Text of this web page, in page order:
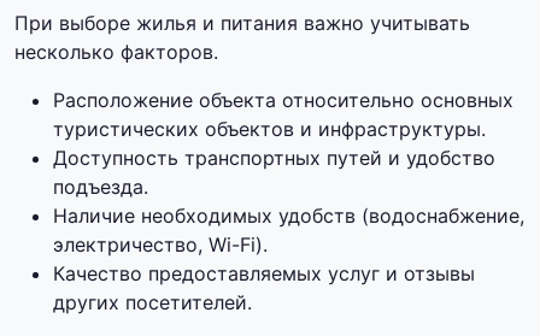
При выборе жилья и питания важно учитывать
несколько факторов.
Расположение объекта относительно основных
туристических объектов и инфраструктуры.
Доступность транспортных путей и удобство
подъезда.
Наличие необходимых удобств (водоснабжение,
электричество, Wi-Fi).
Качество предоставляемых услуг и отзывы
других посетителей.